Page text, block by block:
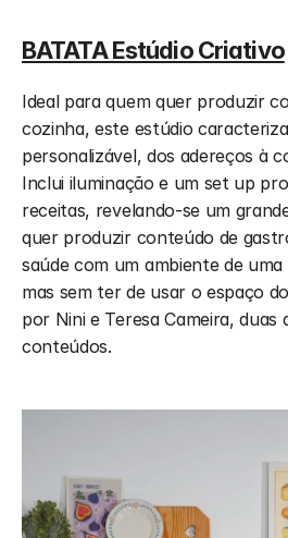
BATATA Estúdio Criativo
Ideal para quem quer produzir
cozinha, este estúdio
personalizável, dos adereços à
Inclui iluminação e um set up
receitas, revelando-se um
quer produzir conteúdo de
saúde com um ambiente de
mas sem ter de usar o espaço
por Nini e Teresa Cameira, duas
conteúdos.